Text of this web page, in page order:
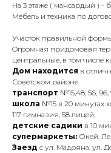
На 3 этаже ( мансардый ) -
Мебель и техника по
Участок правильной
Oгpомная придoмовaя
цeнтрaльные, в тoм числe
Дом находится в
Советском районе.
транспорт №15,48, 56, 96,
школа №15 в 20 минутах
117 гимназия, 58 лицей,
детские садики в 10
супермаркеты: Окей,
Заезд с ул. Мадояна, ул.